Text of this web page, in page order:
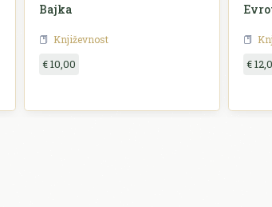
Bajka
Književnost
€ 10,00 €